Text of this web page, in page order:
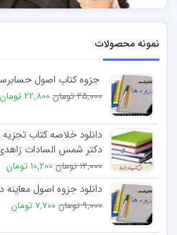
نمونه محصولات
جزوه کتاب اصول
25,000 تومان 22,800 تومان
دانلود خلاصه کتاب
دکتر شمس السادات
12,000 تومان 10,200 تومان
دانلود جزوه اصول
9,000 تومان 7,700 تومان